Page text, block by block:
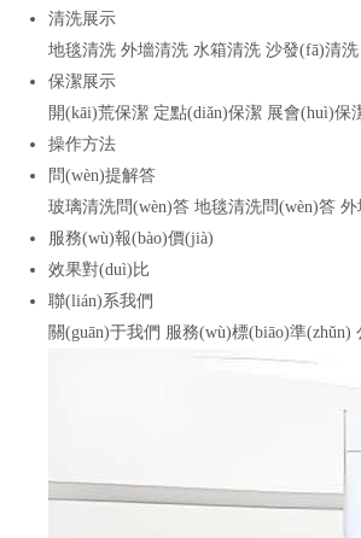
清洗展示
地毯清洗 外墻清洗 水箱清洗 沙發(fā)清洗
保潔展示
開(kāi)荒保潔 定點(diǎn)保潔 展會(huì)保
操作方法
問(wèn)提解答
玻璃清洗問(wèn)答 地毯清洗問(wèn)答 外
服務(wù)報(bào)價(jià)
效果對(duì)比
聯(lián)系我們
關(guān)于我們 服務(wù)標(biāo)準(zhǔn)